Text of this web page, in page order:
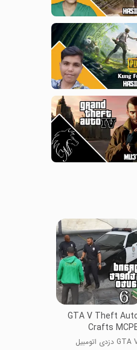
GTA V Theft
Crafts
GTA V دزدی اتومبیل